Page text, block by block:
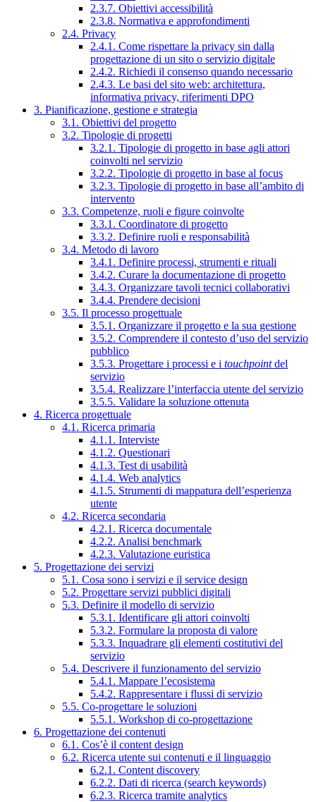
2.3.7. Obiettivi accessibilità
2.3.8. Normativa e approfondimenti
2.4. Privacy
2.4.1. Come rispettare la privacy sin dalla
progettazione di un sito o servizio digitale
2.4.2. Richiedi il consenso quando necessario
2.4.3. Le basi del sito web: architettura,
informativa privacy, riferimenti DPO
3. Pianificazione, gestione e strategia
3.1. Obiettivi del progetto
3.2. Tipologie di progetti
3.2.1. Tipologie di progetto in base agli attori
coinvolti nel servizio
3.2.2. Tipologie di progetto in base al focus
3.2.3. Tipologie di progetto in base all’ambito di
intervento
3.3. Competenze, ruoli e figure coinvolte
3.3.1. Coordinatore di progetto
3.3.2. Definire ruoli e responsabilità
3.4. Metodo di lavoro
3.4.1. Definire processi, strumenti e rituali
3.4.2. Curare la documentazione di progetto
3.4.3. Organizzare tavoli tecnici collaborativi
3.4.4. Prendere decisioni
3.5. Il processo progettuale
3.5.1. Organizzare il progetto e la sua gestione
3.5.2. Comprendere il contesto d’uso del servizio
pubblico
3.5.3. Progettare i processi e i touchpointdel
servizio
3.5.4. Realizzare l’interfaccia utente del servizio
3.5.5. Validare la soluzione ottenuta
4. Ricerca progettuale
4.1. Ricerca primaria
4.1.1. Interviste
4.1.2. Questionari
4.1.3. Test di usabilità
4.1.4. Web analytics
4.1.5. Strumenti di mappatura dell’esperienza
utente
4.2. Ricerca secondaria
4.2.1. Ricerca documentale
4.2.2. Analisi benchmark
4.2.3. Valutazione euristica
5. Progettazione dei servizi
5.1. Cosa sono i servizi e il service design
5.2. Progettare servizi pubblici digitali
5.3. Definire il modello di servizio
5.3.1. Identificare gli attori coinvolti
5.3.2. Formulare la proposta di valore
5.3.3. Inquadrare gli elementi costitutivi del
servizio
5.4. Descrivere il funzionamento del servizio
5.4.1. Mappare l’ecosistema
5.4.2. Rappresentare i flussi di servizio
5.5. Co-progettare le soluzioni
5.5.1. Workshop di co-progettazione
6. Progettazione dei contenuti
6.1. Cos’è il content design
6.2. Ricerca utente sui contenuti e il linguaggio
6.2.1. Content discovery
6.2.2. Dati di ricerca (search keywords)
6.2.3. Ricerca tramite analytics